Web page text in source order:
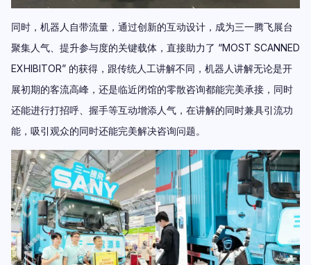
同时，机器人自带流量，通过创新的互动设计， 成为三一腾飞展台
聚集人气、提升参与度的关键载体，直接助力了 “MOST SCANNED
EXHIBITOR” 的获得，跟传统人工讲解不同，机器人讲解无论是开
展初期的客流高峰，还是临近闭馆的零散咨询都能完美承接，同时
还能进行打招呼、握手等互动增添人气，在讲解的同时兼具引流功
能，吸引观众的同时还能完美解决咨询问题。